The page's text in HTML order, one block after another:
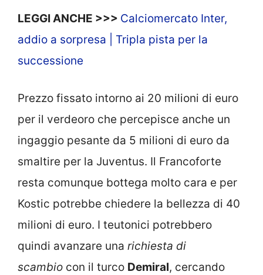
LEGGI ANCHE >>> Calciomercato Inter,
addio a sorpresa | Tripla pista per la
successione
Prezzo fissato intorno ai 20 milioni di euro
per il verdeoro che percepisce anche un
ingaggio pesante da 5 milioni di euro da
smaltire per la Juventus. Il Francoforte
resta comunque bottega molto cara e per
Kostic potrebbe chiedere la bellezza di 40
milioni di euro. I teutonici potrebbero
quindi avanzare una richiesta di
scambio con il turco Demiral, cercando